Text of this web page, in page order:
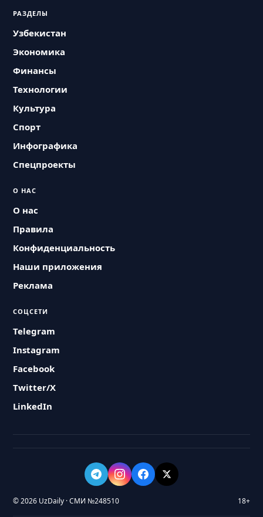
РАЗДЕЛЫ
Узбекистан
Экономика
Финансы
Технологии
Культура
Спорт
Инфографика
Спецпроекты
О НАС
О нас
Правила
Конфиденциальность
Наши приложения
Реклама
СОЦСЕТИ
Telegram
Instagram
Facebook
Twitter/X
LinkedIn
© 2026 UzDaily · СМИ №248510 18+